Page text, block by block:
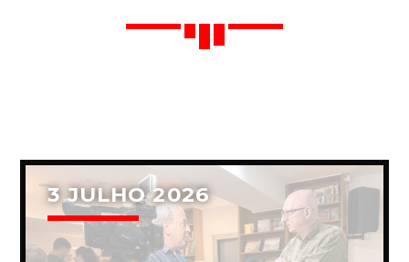
Facebook
Pinterest
3 JULHO 2026